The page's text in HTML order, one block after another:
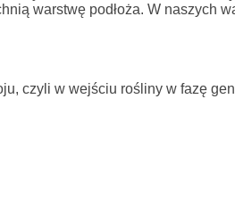
warstwę podłoża. W naszych
czyli w wejściu rośliny w fazę